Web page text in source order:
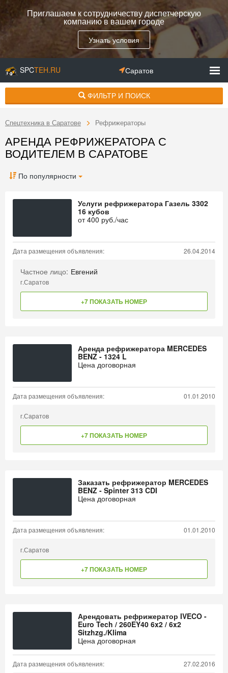
Приглашаем к сотрудничеству диспетчерскую
компанию в вашем городе
Узнать условия
SPCTEH.RU Саратов
ФИЛЬТР И ПОИСК
Спецтехника в Саратове Рефрижераторы
АРЕНДА РЕФРИЖЕРАТОРА С
ВОДИТЕЛЕМ В САРАТОВЕ
По популярности
Услуги рефрижератора Газель 3302
16 кубов
от400 руб./час
Дата размещения объявления: 26.04.2014
Частное лицо: Евгений
г.Саратов
+7 ПОКАЗАТЬ НОМЕР
Аренда рефрижератора MERCEDES
BENZ - 1324 L
Цена договорная
Дата размещения объявления: 01.01.2010
г.Саратов
+7 ПОКАЗАТЬ НОМЕР
Заказать рефрижератор MERCEDES
BENZ - Spinter 313 CDI
Цена договорная
Дата размещения объявления: 01.01.2010
г.Саратов
+7 ПОКАЗАТЬ НОМЕР
Арендовать рефрижератор IVECO -
Euro Tech / 260EY40 6x2 / 6x2
Sitzhzg./Klima
Цена договорная
Дата размещения объявления: 27.02.2016